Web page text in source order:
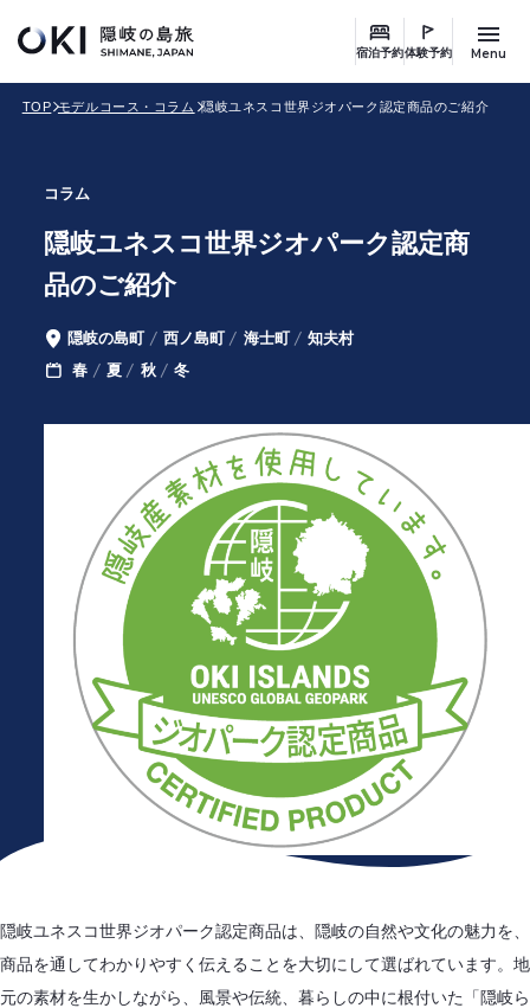
宿泊予約体験予約 Menu
TOP モデルコース・コラム 隠岐ユネスコ世界ジオパーク認定商品のご紹介
コラム
隠岐ユネスコ世界ジオパーク認定商
品のご紹介
エ
リ
隠岐の島町 西ノ島町 海士町 知夫村
季
春 夏 秋 冬
隠岐ユネスコ世界ジオパーク認定商品は、隠岐の自然や文化の魅力を、
商品を通してわかりやすく伝えることを大切にして選ばれています。地
元の素材を生かしながら、風景や伝統、暮らしの中に根付いた「隠岐ら
ワ